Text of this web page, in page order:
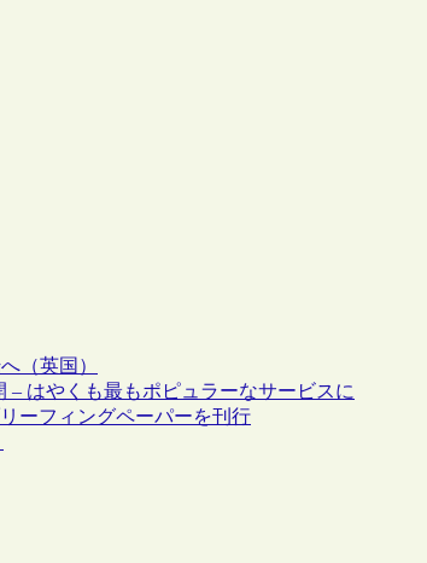
（英国）
– はやくも最もポピュラーなサービスに
ーフィングペーパーを刊行